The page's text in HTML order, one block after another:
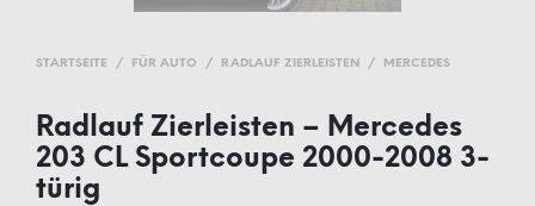
STARTSEITE / FÜR AUTO / RADLAUF ZIERLEISTEN / MERCEDES
Radlauf Zierleisten – Mercedes
203 CL Sportcoupe 2000-2008 3-
türig